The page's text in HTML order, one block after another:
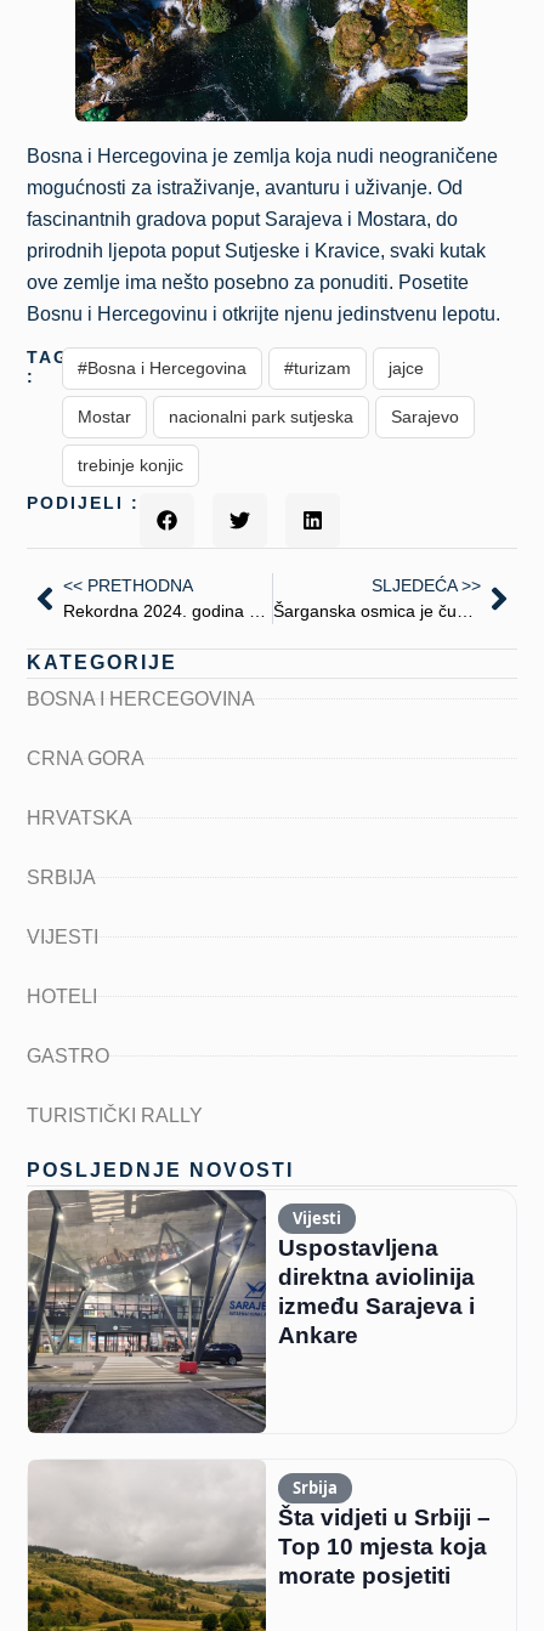
Bosna i Hercegovina je zemlja koja nudi neograničene
mogućnosti za istraživanje, avanturu i uživanje. Od
fascinantnih gradova poput Sarajeva i Mostara, do
prirodnih ljepota poput Sutjeske i Kravice, svaki kutak
ove zemlje ima nešto posebno za ponuditi. Posetite
Bosnu i Hercegovinu i otkrijte njenu jedinstvenu lepotu.
TAGS
:
#Bosna i Hercegovina #turizam jajce
Mostar nacionalni park sutjeska Sarajevo
trebinje konjic
PODIJELI :
<< PRETHODNA
SLJEDEĆA >>
KATEGORIJE
BOSNA I HERCEGOVINA
CRNA GORA
HRVATSKA
SRBIJA
VIJESTI
HOTELI
GASTRO
TURISTIČKI RALLY
POSLJEDNJE NOVOSTI
Vijesti
Uspostavljena
direktna aviolinija
između Sarajeva i
Ankare
Srbija
Šta vidjeti u Srbiji –
Top 10 mjesta koja
morate posjetiti